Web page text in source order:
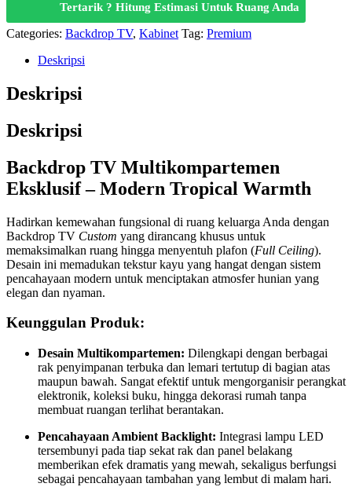
Tertarik ? Hitung Estimasi Untuk Ruang Anda
Categories: Backdrop TV, Kabinet Tag: Premium
Deskripsi
Deskripsi
Deskripsi
Backdrop TV Multikompartemen
Eksklusif – Modern Tropical Warmth
Hadirkan kemewahan fungsional di ruang keluarga Anda dengan
Backdrop TV Custom yang dirancang khusus untuk
memaksimalkan ruang hingga menyentuh plafon (Full Ceiling).
Desain ini memadukan tekstur kayu yang hangat dengan sistem
pencahayaan modern untuk menciptakan atmosfer hunian yang
elegan dan nyaman.
Keunggulan Produk:
Desain Multikompartemen: Dilengkapi dengan berbagai
rak penyimpanan terbuka dan lemari tertutup di bagian atas
maupun bawah. Sangat efektif untuk mengorganisir perangkat
elektronik, koleksi buku, hingga dekorasi rumah tanpa
membuat ruangan terlihat berantakan.
Pencahayaan Ambient Backlight: Integrasi lampu LED
tersembunyi pada tiap sekat rak dan panel belakang
memberikan efek dramatis yang mewah, sekaligus berfungsi
sebagai pencahayaan tambahan yang lembut di malam hari.